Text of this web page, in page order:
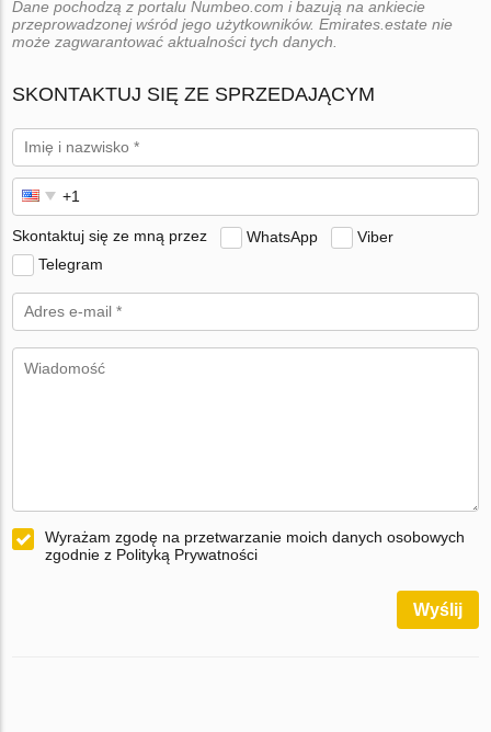
Dane pochodzą z portalu Numbeo.com i bazują na ankiecie
przeprowadzonej wśród jego użytkowników. Emirates.estate nie
może zagwarantować aktualności tych danych.
SKONTAKTUJ SIĘ ZE SPRZEDAJĄCYM
Skontaktuj się ze mną przez WhatsApp
Viber
Telegram
Wyrażam zgodę na przetwarzanie moich danych osobowych
zgodnie z Polityką Prywatności
Wyślij